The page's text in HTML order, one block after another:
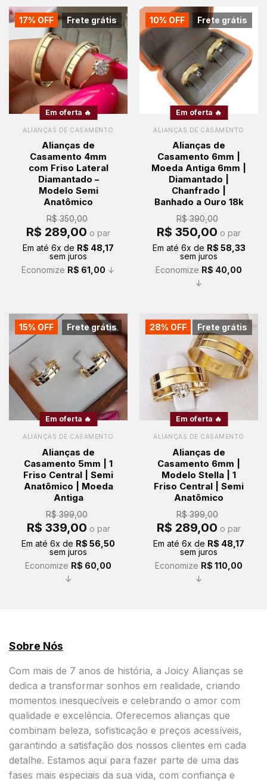
Frete grátis
17% OFF
Em oferta 🔥
ALIANÇAS DE CASAMENTO
Alianças de
Casamento 4mm
com Friso Lateral
Diamantado –
Modelo Semi
Anatômico
R$350,00
O
preço
era:
R$ 350,00.
R$ 289,00 preço
é:
o par
Em até 6x de R$ 48,17
sem juros
Economize R$ 61,00 ↓
Frete grátis
10% OFF
Em oferta 🔥
ALIANÇAS DE CASAMENTO
Alianças de
Casamento 6mm |
Moeda Antiga 6mm |
Diamantado |
Chanfrado |
Banhado a Ouro 18k
R$390,00
O
preço
era:
R$ 390,00.
R$ 350,00 preço
é:
o par
Em até 6x de R$ 58,33
sem juros
Economize R$ 40,00
↓
Frete grátis
15% OFF
Em oferta 🔥
ALIANÇAS DE CASAMENTO
Alianças de
Casamento 5mm | 1
Friso Central | Semi
Anatômico | Moeda
Antiga
R$399,00
O
preço
era:
R$ 399,00.
R$ 339,00preço
é:
R$ 339,00.
o par
Em até 6x de R$ 56,50
sem juros
Economize R$ 60,00
↓
Frete grátis
28% OFF
Em oferta 🔥
ALIANÇAS DE CASAMENTO
Alianças de
Casamento 6mm |
Modelo Stella | 1
Friso Central | Semi
Anatômico
R$399,00
O
preço
era:
R$ 399,00.
R$ 289,00 preço
é:
o par
Em até 6x de R$ 48,17
sem juros
Economize R$ 110,00
↓
Sobre Nós
Com mais de 7 anos de história, a Joicy Alianças se
dedica a transformar sonhos em realidade, criando
momentos inesquecíveis e celebrando o amor com
qualidade e excelência. Oferecemos alianças que
combinam beleza, sofisticação e preços acessíveis,
garantindo a satisfação dos nossos clientes em cada
detalhe. Estamos aqui para fazer parte de uma das
fases mais especiais da sua vida, com confiança e